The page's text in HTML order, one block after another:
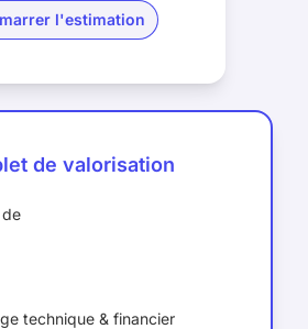
l'estimation
de valorisation
technique & financier